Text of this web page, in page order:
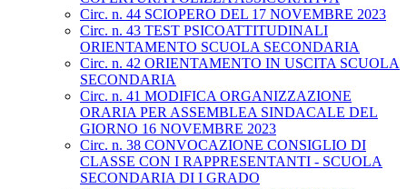
Circ. n. 44 SCIOPERO DEL 17 NOVEMBRE 2023
Circ. n. 43 TEST PSICOATTITUDINALI
ORIENTAMENTO SCUOLA SECONDARIA
Circ. n. 42 ORIENTAMENTO IN USCITA SCUOLA
SECONDARIA
Circ. n. 41 MODIFICA ORGANIZZAZIONE
ORARIA PER ASSEMBLEA SINDACALE DEL
GIORNO 16 NOVEMBRE 2023
Circ. n. 38 CONVOCAZIONE CONSIGLIO DI
CLASSE CON I RAPPRESENTANTI - SCUOLA
SECONDARIA DI I GRADO